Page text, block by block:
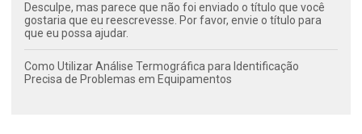
Desculpe, mas parece que não foi enviado o título que você
gostaria que eu reescrevesse. Por favor, envie o título para
que eu possa ajudar.
Como Utilizar Análise Termográfica para Identificação
Precisa de Problemas em Equipamentos